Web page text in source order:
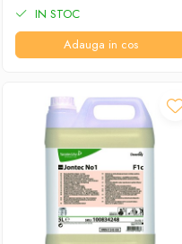
IN STOC
Adauga in cos